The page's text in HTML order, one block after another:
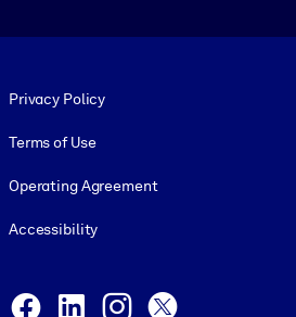
Privacy Policy
Terms of Use
Operating Agreement
Accessibility
Facebook
LinkedInInstagram